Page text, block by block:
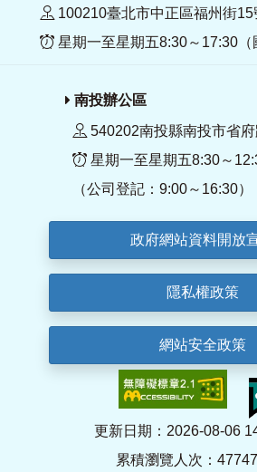
100210臺北市中正區福州街15
星期一至星期五8:30～17:30（
南投辦公區
540202南投縣南投市省
星期一至星期五8:30～
（公司登記：9:00～16:30）
政府網站資料開放
隱私權政策
網站安全政策
更新日期：2026-08-06
累積瀏覽人次：